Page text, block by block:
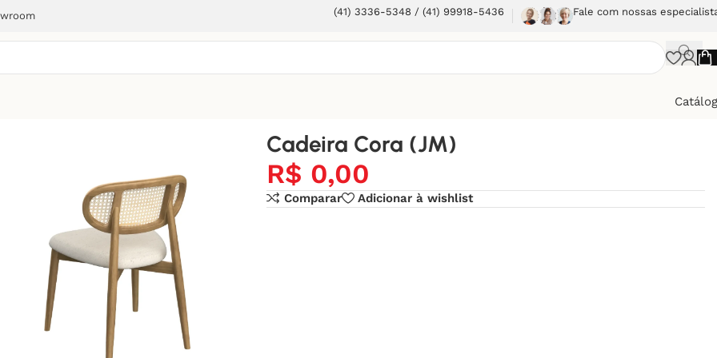
(41) 3336-5348 / (41) 99918-5436 Fale com nossas
Cadeira Cora (JM)
R$ 0,00
Comparar Adicionar à wishlist